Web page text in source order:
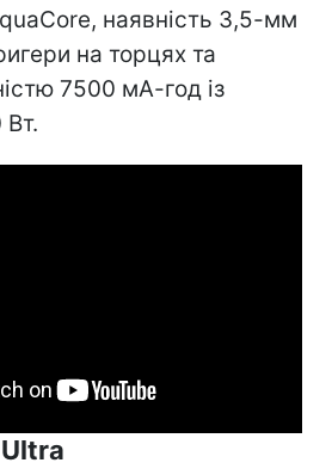
наявність 3,5-мм
на торцях та
7500 мА-год із